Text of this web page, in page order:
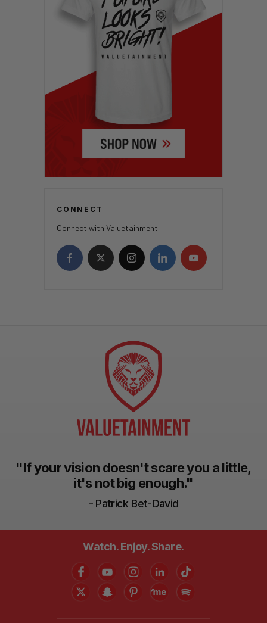
CONNECT
Connect with Valuetainment.
"If your vision doesn't scare you a little,
it's not big enough."
- Patrick Bet-David
Watch. Enjoy. Share.